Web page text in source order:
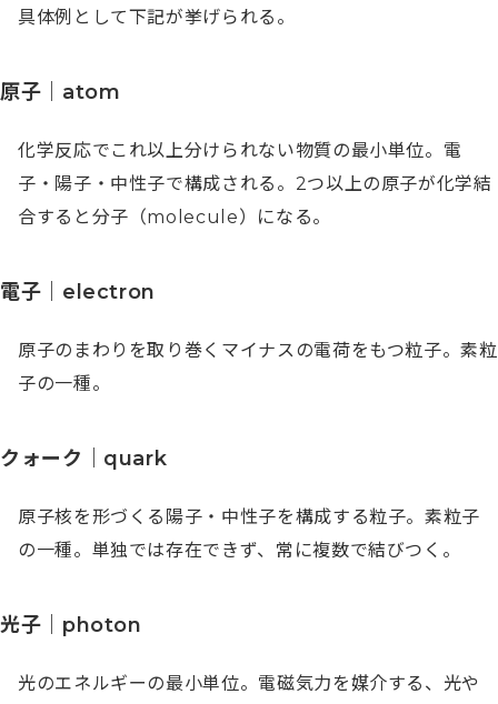
具体例として下記が挙げられる。
原子｜atom
化学反応でこれ以上分けられない物質の最小単位。電
子・陽子・中性子で構成される。2つ以上の原子が化学結
合すると分子（molecule）になる。
電子｜electron
原子のまわりを取り巻くマイナスの電荷をもつ粒子。素粒
子の一種。
クォーク｜quark
原子核を形づくる陽子・中性子を構成する粒子。素粒子
の一種。単独では存在できず、常に複数で結びつく。
光子｜photon
光のエネルギーの最小単位。電磁気力を媒介する、光や